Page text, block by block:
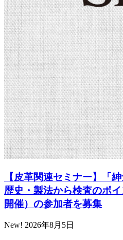
【皮革関連セミナー】「
歴史・製法から検査のポ
開催）の参加者を募集
New! 2026年8月5日